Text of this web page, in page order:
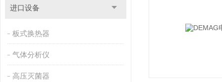
进口设备
板式换热器
气体分析仪
高压灭菌器